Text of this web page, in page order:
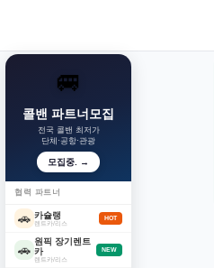
🚐
콜밴 파트너모집
전국 콜밴 최저가
단체·공항·관광
모집중. →
협력 파트너
🚗 카슐랭
렌트카/리스
HOT
🚗
원픽 장기렌트
카
렌트카/리스
NEW